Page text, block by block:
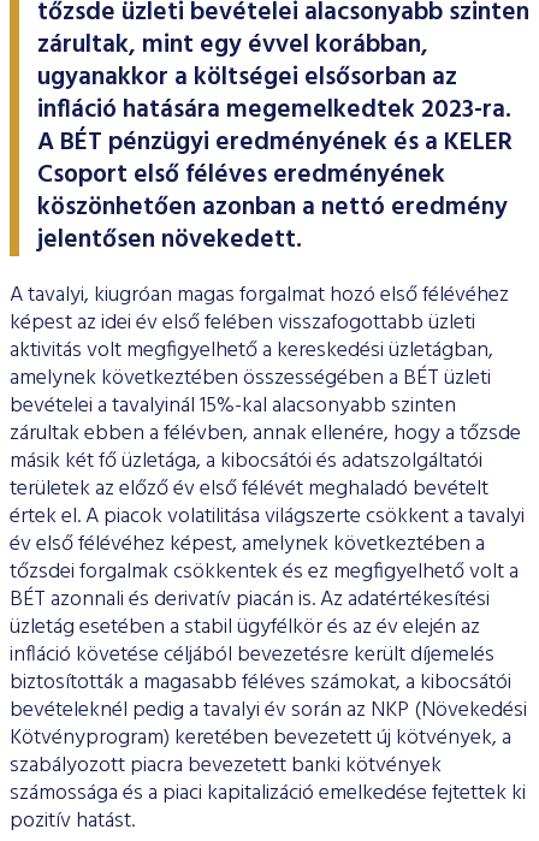
ESG Útmutató
tőzsde üzleti bevételei alacsonyabb szinten
zárultak, mint egy évvel korábban,
ugyanakkor a költségei elsősorban az
infláció hatására megemelkedtek 2023-ra.
A BÉT pénzügyi eredményének és a KELER
Csoport első féléves eredményének
köszönhetően azonban a nettó eredmény
jelentősen növekedett.
A tavalyi, kiugróan magas forgalmat hozó első félévéhez
képest az idei év első felében visszafogottabb üzleti
aktivitás volt megfigyelhető a kereskedési üzletágban,
amelynek következtében összességében a BÉT üzleti
bevételei a tavalyinál 15%-kal alacsonyabb szinten
zárultak ebben a félévben, annak ellenére, hogy a tőzsde
másik két fő üzletága, a kibocsátói és adatszolgáltatói
területek az előző év első félévét meghaladó bevételt
értek el. A piacok volatilitása világszerte csökkent a tavalyi
év első félévéhez képest, amelynek következtében a
tőzsdei forgalmak csökkentek és ez megfigyelhető volt a
BÉT azonnali és derivatív piacán is. Az adatértékesítési
üzletág esetében a stabil ügyfélkör és az év elején az
infláció követése céljából bevezetésre került díjemelés
biztosították a magasabb féléves számokat, a kibocsátói
bevételeknél pedig a tavalyi év során az NKP (Növekedési
Kötvényprogram) keretében bevezetett új kötvények, a
szabályozott piacra bevezetett banki kötvények
számossága és a piaci kapitalizáció emelkedése fejtettek ki
pozitív hatást.